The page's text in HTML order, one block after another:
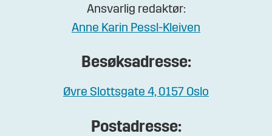
Ansvarlig redaktør:
Anne Karin Pessl-Kleiven
Besøksadresse:
Øvre Slottsgate 4, 0157 Oslo
Postadresse: